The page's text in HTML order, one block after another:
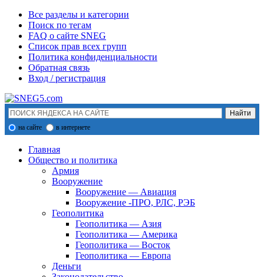
Все разделы и категории
Поиск по тегам
FAQ о сайте SNEG
Список прав всех групп
Политика конфиденциальности
Обратная связь
Вход / регистрация
на сайте в интернете
Главная
Общество и политика
Армия
Вооружение
Вооружение — Авиация
Вооружение -ПРО, РЛС, РЭБ
Геополитика
Геополитика — Азия
Геополитика — Америка
Геополитика — Восток
Геополитика — Европа
Деньги